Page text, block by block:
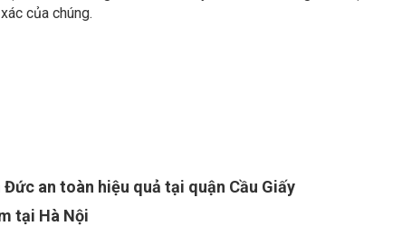
của chúng.
Đức an toàn hiệu quả tại quận Cầu Giấy
tại Hà Nội